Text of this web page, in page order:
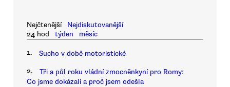
Nejčtenější
Nejdiskutovanější
24 hod
týden měsíc
1. Sucho v době motoristické
2.
Tři a půl roku vládní zmocněnkyní pro Romy:
Co jsme dokázali a proč jsem odešla